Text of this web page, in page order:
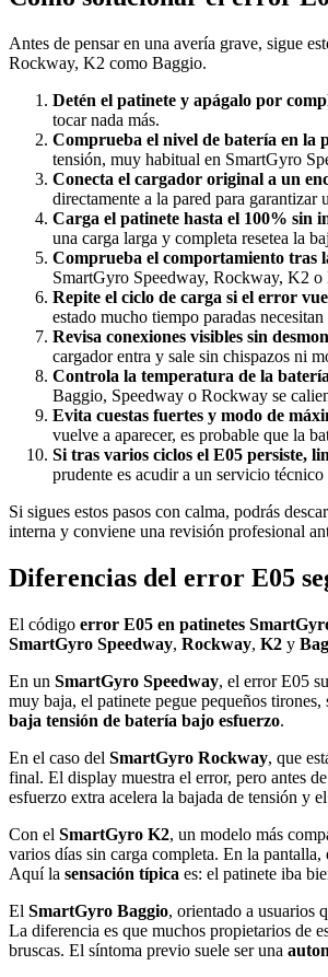
Antes de pensar en una avería grave, sigue
Rockway, K2 como Baggio.
Detén el patinete y apágalo por
tocar nada más.
Comprueba el nivel de batería en la
tensión, muy habitual en SmartGyro
Conecta el cargador original a un
directamente a la pared para garantizar
Carga el patinete hasta el 100% sin
una carga larga y completa resetea la
Comprueba el comportamiento tras
SmartGyro Speedway, Rockway, K2 o
Repite el ciclo de carga si el error
estado mucho tiempo paradas
Revisa conexiones visibles sin
cargador entra y sale sin chispazos ni
Controla la temperatura de la
Baggio, Speedway o Rockway se
Evita cuestas fuertes y modo de
vuelve a aparecer, es probable que la
Si tras varios ciclos el E05 persiste,
prudente es acudir a un servicio
Si sigues estos pasos con calma, podrás
interna y conviene una revisión profesional
Diferencias del error E05
El código error E05 en patinetes
SmartGyro Speedway, Rockway, K2 y
En un SmartGyro Speedway, el error E05
muy baja, el patinete pegue pequeños
baja tensión de batería bajo esfuerzo.
En el caso del SmartGyro Rockway, que
final. El display muestra el error, pero antes
esfuerzo extra acelera la bajada de tensión y
Con el SmartGyro K2, un modelo más
varios días sin carga completa. En la
Aquí la sensación típica es: el patinete iba
El SmartGyro Baggio, orientado a usuarios
La diferencia es que muchos propietarios de
bruscas. El síntoma previo suele ser una